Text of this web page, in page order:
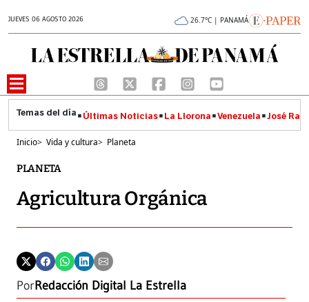
JUEVES 06 AGOSTO 2026 26.7°C | PANAMÁ
Últimas Noticias La Llorona Venezuela José
Inicio> Vida y cultura> Planeta
PLANETA
Agricultura Orgánica
PorRedacción Digital La Estrella